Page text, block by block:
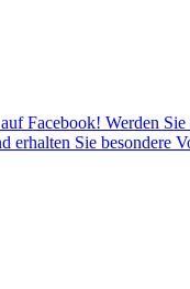
Facebook! Werden Sie
erhalten Sie besondere